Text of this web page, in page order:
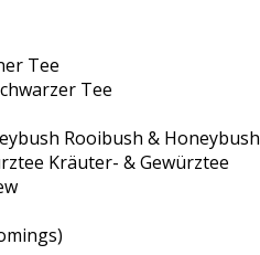
Tee
Tee
Rooibush & Honeybush
Kräuter- & Gewürztee